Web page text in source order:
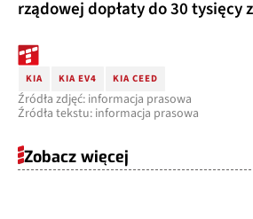
rządowej dopłaty do 30 tysięcy
KIA KIA EV4 KIA CEED
Źródła zdjęć: informacja prasowa
Źródła tekstu: informacja prasowa
Zobacz więcej